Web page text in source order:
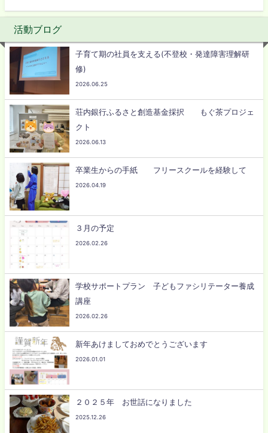
活動ブログ
子育て期の社員を支える(不登校・発達障害理解研
修)
2026.06.25
荘内銀行ふるさと創造基金採択 もぐ茶プロジェ
クト
2026.06.13
卒業生からの手紙 フリースクールを経験して
2026.04.19
３月の予定
2026.02.26
学校サポートプラン 子どもファシリテーター養成
講座
2026.02.26
新年あけましておめでとうございます
2026.01.01
２０２５年 お世話になりました
2025.12.26